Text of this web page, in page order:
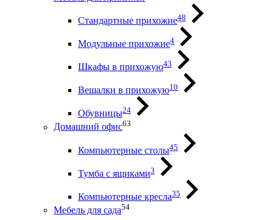
Стандартные прихожие48
Модульные прихожие4
Шкафы в прихожую43
Вешалки в прихожую10
Обувницы24
Домашний офис63
Компьютерные столы45
Тумба с ящиками3
Компьютерные кресла35
Мебель для сада54